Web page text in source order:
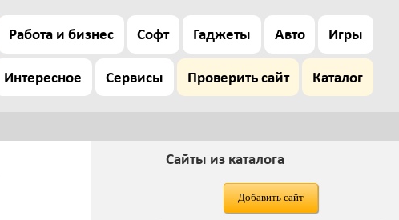
Работа и бизнес Софт Гаджеты Авто Игры
Интересное Сервисы Проверить сайт Каталог
Сайты из каталога
Добавить сайт